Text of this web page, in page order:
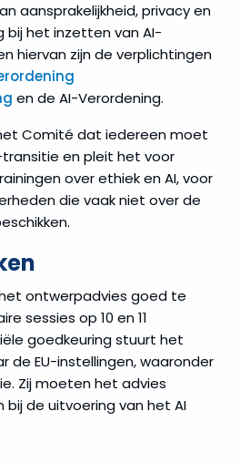
aansprakelijkheid, privacy en
bij het inzetten van AI-
hiervan zijn de verplichtingen
en de AI-Verordening.
Comité dat iedereen moet
en pleit het voor
over ethiek en AI, voor
die vaak niet over de
ontwerpadvies goed te
sessies op 10 en 11
goedkeuring stuurt het
de EU-instellingen, waaronder
Zij moeten het advies
de uitvoering van het AI